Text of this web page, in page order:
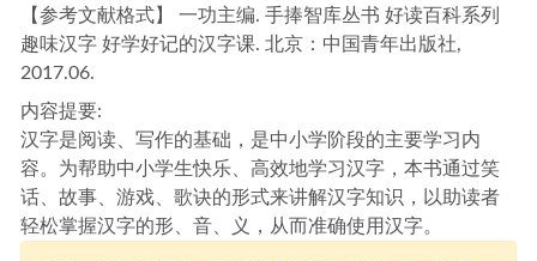
【参考文献格式】 一功主编. 手捧智库丛书 好读百科系列
趣味汉字 好学好记的汉字课. 北京：中国青年出版社,
2017.06.
内容提要:
汉字是阅读、写作的基础，是中小学阶段的主要学习内
容。为帮助中小学生快乐、高效地学习汉字，本书通过笑
话、故事、游戏、歌诀的形式来讲解汉字知识，以助读者
轻松掌握汉字的形、音、义，从而准确使用汉字。